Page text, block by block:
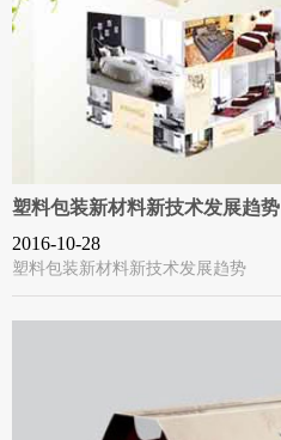
塑料包装新材料新技术发展趋势
2016-10-28
塑料包装新材料新技术发展趋势